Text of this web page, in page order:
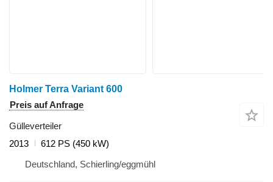
Holmer Terra Variant 600
Preis auf Anfrage
Gülleverteiler
2013
612 PS (450 kW)
Deutschland, Schierling/eggmühl